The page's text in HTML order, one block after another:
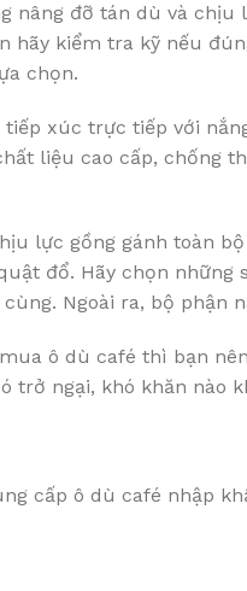
nâng đỡ tán dù và
hãy kiểm tra kỹ nếu
chọn.
tiếp xúc trực tiếp với
liệu cao cấp, chống
lực gồng gánh toàn
đổ. Hãy chọn
Ngoài ra, bộ phận
ô dù café thì bạn
trở ngại, khó khăn nào
cấp ô dù café nhập